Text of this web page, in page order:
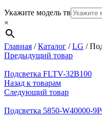
Укажите модель тв
×
Главная /Каталог /LG /
Предыдущий товар
Подсветка FLTV-32B100
Назад к товарам
Следующий товар
Подсветка 5850-W40000-